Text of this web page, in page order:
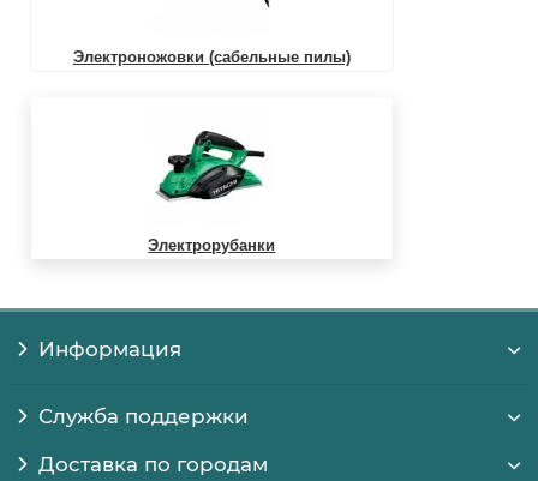
Электроножовки (сабельные пилы)
Электрорубанки
Информация
Служба поддержки
Доставка по городам